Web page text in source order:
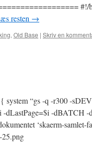
#!/
resten →
, Old Base | Skriv en
“gs -q -r300 -
dLastPage=$i -dBATCH
‘skaerm-samlet-
25.png